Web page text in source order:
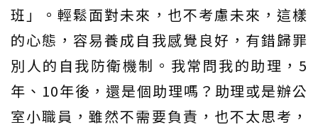
班」。輕鬆面對未來，也不考慮未來，這樣
的心態，容易養成自我感覺良好，有錯歸罪
別人的自我防衛機制。我常問我的助理，5
年、10年後，還是個助理嗎？助理或是辦公
室小職員，雖然不需要負責，也不太思考，